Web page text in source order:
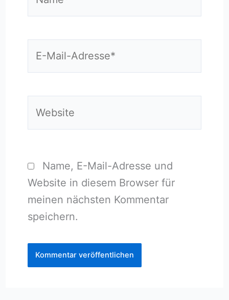
Name, E-Mail-Adresse und
Website in diesem Browser für
meinen nächsten Kommentar
speichern.